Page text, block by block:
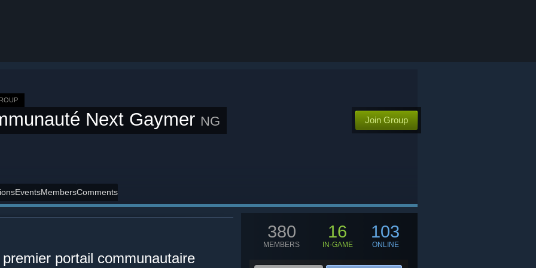
Next Gaymer NG Join Group
EventsMembersComments
portail communautaire
380
MEMBERS
16
IN-GAME
103
ONLINE